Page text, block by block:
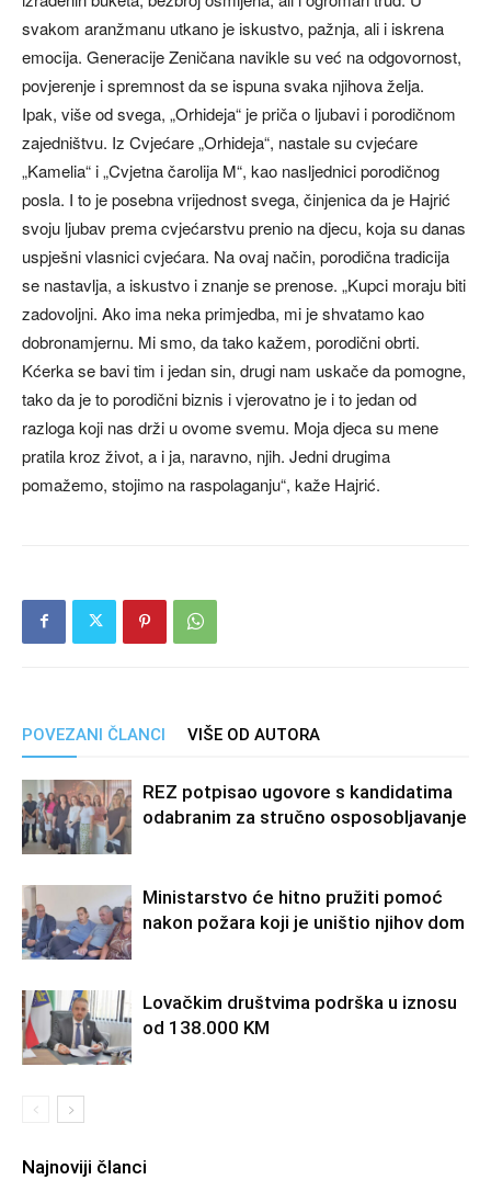
svakom aranžmanu utkano je iskustvo, pažnja, ali i iskrena
emocija. Generacije Zeničana navikle su već na odgovornost,
povjerenje i spremnost da se ispuna svaka njihova želja.
Ipak, više od svega, „Orhideja“ je priča o ljubavi i porodičnom
zajedništvu. Iz Cvjećare „Orhideja“, nastale su cvjećare
„Kamelia“ i „Cvjetna čarolija M“, kao nasljednici porodičnog
posla. I to je posebna vrijednost svega, činjenica da je Hajrić
svoju ljubav prema cvjećarstvu prenio na djecu, koja su danas
uspješni vlasnici cvjećara. Na ovaj način, porodična tradicija
se nastavlja, a iskustvo i znanje se prenose. „Kupci moraju biti
zadovoljni. Ako ima neka primjedba, mi je shvatamo kao
dobronamjernu. Mi smo, da tako kažem, porodični obrti.
Kćerka se bavi tim i jedan sin, drugi nam uskače da pomogne,
tako da je to porodični biznis i vjerovatno je i to jedan od
razloga koji nas drži u ovome svemu. Moja djeca su mene
pratila kroz život, a i ja, naravno, njih. Jedni drugima
pomažemo, stojimo na raspolaganju“, kaže Hajrić.
POVEZANI ČLANCI VIŠE OD AUTORA
REZ potpisao ugovore s kandidatima
odabranim za stručno osposobljavanje
Ministarstvo će hitno pružiti pomoć
nakon požara koji je uništio njihov dom
Lovačkim društvima podrška u iznosu
od 138.000 KM
Najnoviji članci